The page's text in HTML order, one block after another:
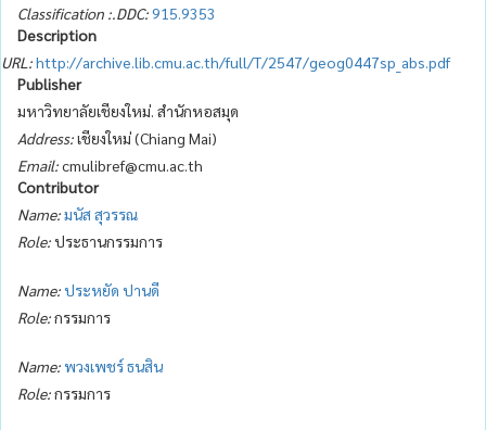
Classification :.DDC:915.9353
Description
URL:http://archive.lib.cmu.ac.th/full/T/2547/geog0447sp_abs.pdf
Publisher
มหาวิทยาลัยเชียงใหม่. สำนักหอสมุด
Address:เชียงใหม่ (Chiang Mai)
Email:cmulibref@cmu.ac.th
Contributor
Name:มนัส สุวรรณ
Role:ประธานกรรมการ
Name:ประหยัด ปานดี
Role:กรรมการ
Name:พวงเพชร์ ธนสิน
Role:กรรมการ